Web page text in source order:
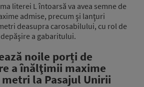
literei L întoarsă va avea semne de
admise, precum şi lanţuri
deasupra carosabilului, cu rol de
a gabaritului.
noile porți de
a înălţimii maxime
metri la Pasajul Unirii